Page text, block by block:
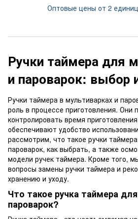
Оптовые цены от 2 единиц
Ручки таймера для
и пароварок: выбор
Ручки таймера в мультиварках и
роль в процессе приготовления. Они
контролировать время
обеспечивают удобство
рассмотрим, что такое ручки
пароварок, как выбрать, а также
модели ручек таймера. Кроме того,
вопросы замены ручки таймера и
хранению и уходу.
Что такое ручка таймера
пароварок?